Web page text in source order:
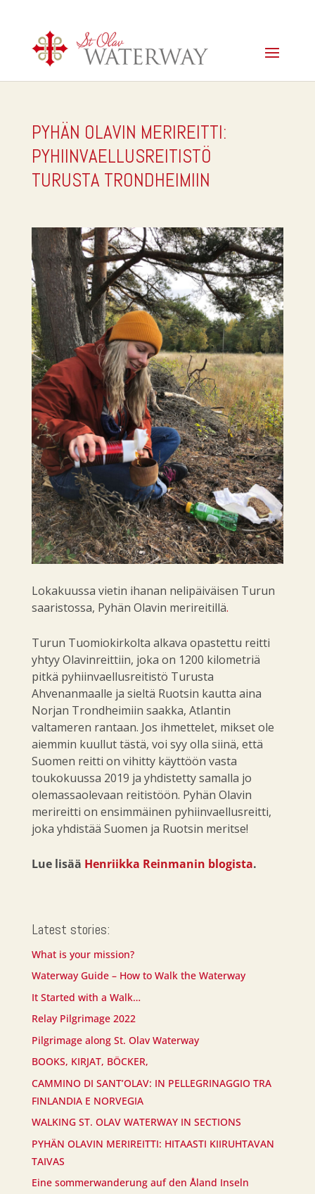
PYHÄN OLAVIN MERIREITTI:
PYHIINVAELLUSREITISTÖ
TURUSTA TRONDHEIMIIN
Lokakuussa vietin ihanan nelipäiväisen Turun
saaristossa, Pyhän Olavin merireitillä.
Turun Tuomiokirkolta alkava opastettu reitti
yhtyy Olavinreittiin, joka on 1200 kilometriä
pitkä pyhiinvaellusreitistö Turusta
Ahvenanmaalle ja sieltä Ruotsin kautta aina
Norjan Trondheimiin saakka, Atlantin
valtameren rantaan. Jos ihmettelet, mikset ole
aiemmin kuullut tästä, voi syy olla siinä, että
Suomen reitti on vihitty käyttöön vasta
toukokuussa 2019 ja yhdistetty samalla jo
olemassaolevaan reitistöön. Pyhän Olavin
merireitti on ensimmäinen pyhiinvaellusreitti,
joka yhdistää Suomen ja Ruotsin meritse!
Lue lisää Henriikka Reinmanin blogista.
Latest stories:
What is your mission?
Waterway Guide – How to Walk the Waterway
It Started with a Walk…
Relay Pilgrimage 2022
Pilgrimage along St. Olav Waterway
BOOKS, KIRJAT, BÖCKER,
CAMMINO DI SANT’OLAV: IN PELLEGRINAGGIO TRA
FINLANDIA E NORVEGIA
WALKING ST. OLAV WATERWAY IN SECTIONS
PYHÄN OLAVIN MERIREITTI: HITAASTI KIIRUHTAVAN
TAIVAS
Eine sommerwanderung auf den Åland Inseln